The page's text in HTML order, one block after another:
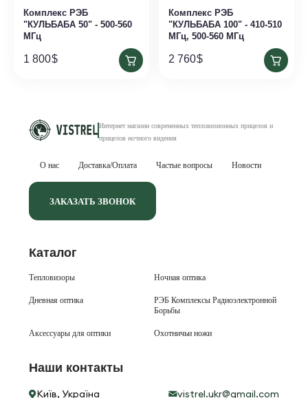
Комплекс РЭБ
"КУЛЬБАБА 50" - 500-560
МГц
1 800$
Комплекс РЭБ
"КУЛЬБАБА 100" - 410-510
МГц, 500-560 МГц
2 760$
Интернет магазин современных тепловизионныхприцелов и
прицелов ночного видения
О нас Доставка/Оплата Частые вопросы Новости
ЗАКАЗАТЬ ЗВОНОК
Каталог
Тепловизоры Ночная оптика
Дневная оптика
РЭБ Комплексы Радиоэлектронной
Борьбы
Аксессуары для оптики Охотничьи ножи
Наши контакты
Київ, Україна vistrel.ukr@gmail.com